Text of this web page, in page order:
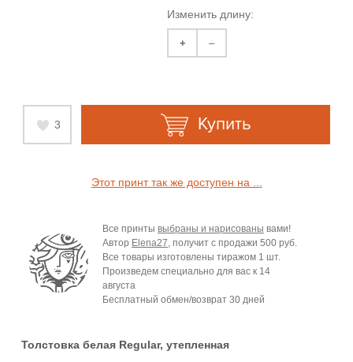
Изменить длину:
+ –
3 Купить
Этот принт так же доступен на ...
Все принты выбраны и нарисованы вами!
Автор Elena27, получит с продажи 500 руб.
Все товары изготовлены тиражом 1 шт.
Произведем специально для вас к 14
августа
Бесплатный обмен/возврат 30 дней
Толстовка белая Regular, утепленная